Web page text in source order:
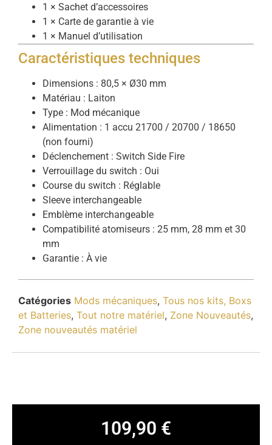
1 × Sachet d’accessoires
1 × Carte de garantie à vie
1 × Manuel d’utilisation
Caractéristiques techniques
Dimensions : 80,5 × Ø30 mm
Matériau : Laiton
Type : Mod mécanique
Alimentation : 1 accu 21700 / 20700 / 18650
(non fourni)
Déclenchement : Switch Side Fire
Verrouillage du switch : Oui
Course du switch : Réglable
Sleeve interchangeable
Emblème interchangeable
Compatibilité atomiseurs : 25 mm, 28 mm et 30
mm
Garantie : À vie
Catégories Mods mécaniques, Tous nos kits, Boxs
et Batteries, Tout notre matériel, Zone Nouveautés,
Zone nouveautés matériel
109,90 €